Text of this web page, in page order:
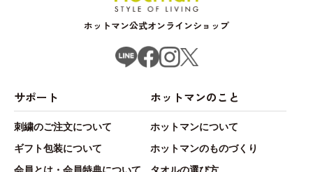
ホットマン公式オンラインショップ
サポート
刺繍のご注文について
ギフト包装について
ホットマンのこと
ホットマンについて
ホットマンのものづくり